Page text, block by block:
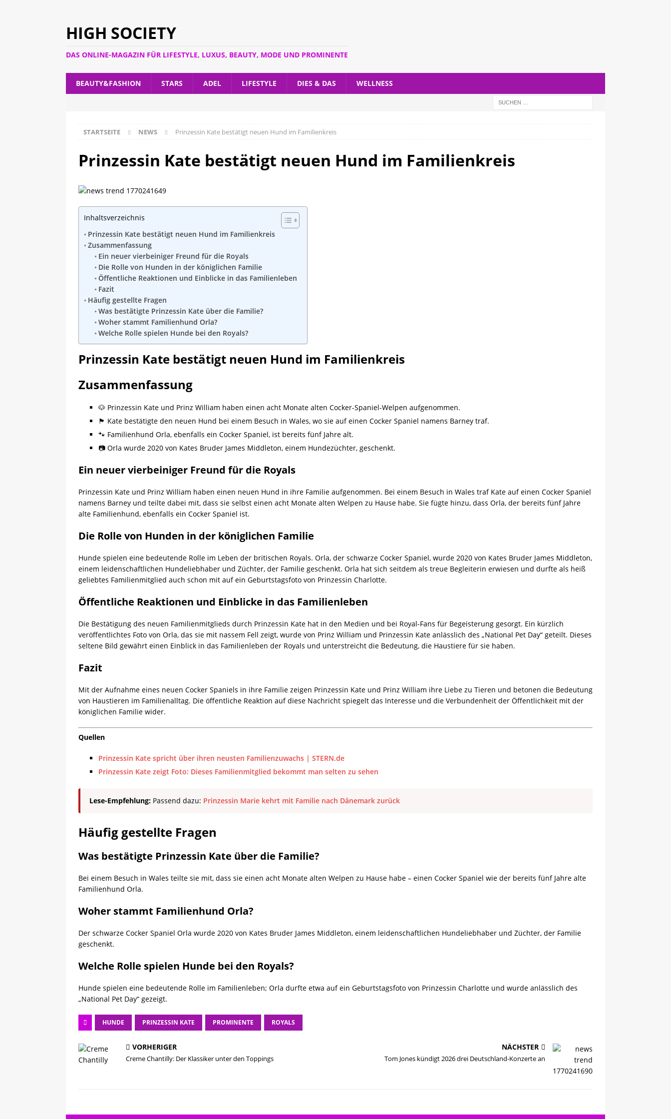
HIGH SOCIETY
DAS ONLINE-MAGAZIN FÜR LIFESTYLE, LUXUS, BEAUTY, MODE UND PROMINENTE
BEAUTY&FASHION STARS ADEL LIFESTYLE DIES & DAS WELLNESS
STARTSEITE NEWS Prinzessin Kate bestätigt neuen Hund im Familienkreis
Prinzessin Kate bestätigt neuen Hund im Familienkreis
Inhaltsverzeichnis
Prinzessin Kate bestätigt neuen Hund im Familienkreis
Zusammenfassung
Ein neuer vierbeiniger Freund für die Royals
Die Rolle von Hunden in der königlichen Familie
Öffentliche Reaktionen und Einblicke in das Familienleben
Fazit
Häufig gestellte Fragen
Was bestätigte Prinzessin Kate über die Familie?
Woher stammt Familienhund Orla?
Welche Rolle spielen Hunde bei den Royals?
Prinzessin Kate bestätigt neuen Hund im Familienkreis
Zusammenfassung
🐶 Prinzessin Kate und Prinz William haben einen acht Monate alten Cocker-Spaniel-Welpen aufgenommen.
🏴 Kate bestätigte den neuen Hund bei einem Besuch in Wales, wo sie auf einen Cocker Spaniel namens Barney traf.
🐾 Familienhund Orla, ebenfalls ein Cocker Spaniel, ist bereits fünf Jahre alt.
📷 Orla wurde 2020 von Kates Bruder James Middleton, einem Hundezüchter, geschenkt.
Ein neuer vierbeiniger Freund für die Royals
Prinzessin Kate und Prinz William haben einen neuen Hund in ihre Familie aufgenommen. Bei einem Besuch in Wales traf Kate auf einen Cocker Spaniel
namens Barney und teilte dabei mit, dass sie selbst einen acht Monate alten Welpen zu Hause habe. Sie fügte hinzu, dass Orla, der bereits fünf Jahre
alte Familienhund, ebenfalls ein Cocker Spaniel ist.
Die Rolle von Hunden in der königlichen Familie
Hunde spielen eine bedeutende Rolle im Leben der britischen Royals. Orla, der schwarze Cocker Spaniel, wurde 2020 von Kates Bruder James Middleton,
einem leidenschaftlichen Hundeliebhaber und Züchter, der Familie geschenkt. Orla hat sich seitdem als treue Begleiterin erwiesen und durfte als heiß
geliebtes Familienmitglied auch schon mit auf ein Geburtstagsfoto von Prinzessin Charlotte.
Öffentliche Reaktionen und Einblicke in das Familienleben
Die Bestätigung des neuen Familienmitglieds durch Prinzessin Kate hat in den Medien und bei Royal-Fans für Begeisterung gesorgt. Ein kürzlich
veröffentlichtes Foto von Orla, das sie mit nassem Fell zeigt, wurde von Prinz William und Prinzessin Kate anlässlich des „National Pet Day“ geteilt. Dieses
seltene Bild gewährt einen Einblick in das Familienleben der Royals und unterstreicht die Bedeutung, die Haustiere für sie haben.
Fazit
Mit der Aufnahme eines neuen Cocker Spaniels in ihre Familie zeigen Prinzessin Kate und Prinz William ihre Liebe zu Tieren und betonen die Bedeutung
von Haustieren im Familienalltag. Die öffentliche Reaktion auf diese Nachricht spiegelt das Interesse und die Verbundenheit der Öffentlichkeit mit der
königlichen Familie wider.
Quellen
Prinzessin Kate spricht über ihren neusten Familienzuwachs | STERN.de
Prinzessin Kate zeigt Foto: Dieses Familienmitglied bekommt man selten zu sehen
Lese-Empfehlung: Passend dazu: Prinzessin Marie kehrt mit Familie nach Dänemark zurück
Häufig gestellte Fragen
Was bestätigte Prinzessin Kate über die Familie?
Bei einem Besuch in Wales teilte sie mit, dass sie einen acht Monate alten Welpen zu Hause habe – einen Cocker Spaniel wie der bereits fünf Jahre alte
Familienhund Orla.
Woher stammt Familienhund Orla?
Der schwarze Cocker Spaniel Orla wurde 2020 von Kates Bruder James Middleton, einem leidenschaftlichen Hundeliebhaber und Züchter, der Familie
geschenkt.
Welche Rolle spielen Hunde bei den Royals?
Hunde spielen eine bedeutende Rolle im Familienleben; Orla durfte etwa auf ein Geburtstagsfoto von Prinzessin Charlotte und wurde anlässlich des
„National Pet Day“ gezeigt.
HUNDE PRINZESSIN KATE PROMINENTE ROYALS
VORHERIGER
Creme Chantilly: Der Klassiker unter den Toppings
NÄCHSTER
Tom Jones kündigt 2026 drei Deutschland-Konzerte an